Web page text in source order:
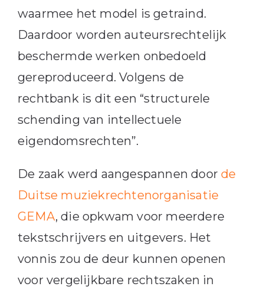
waarmee het model is getraind.
Daardoor worden auteursrechtelijk
beschermde werken onbedoeld
gereproduceerd. Volgens de
rechtbank is dit een “structurele
schending van intellectuele
eigendomsrechten”.
De zaak werd aangespannen doorde
Duitse muziekrechtenorganisatie
GEMA, die opkwam voor meerdere
tekstschrijvers en uitgevers. Het
vonnis zou de deur kunnen openen
voor vergelijkbare rechtszaken in